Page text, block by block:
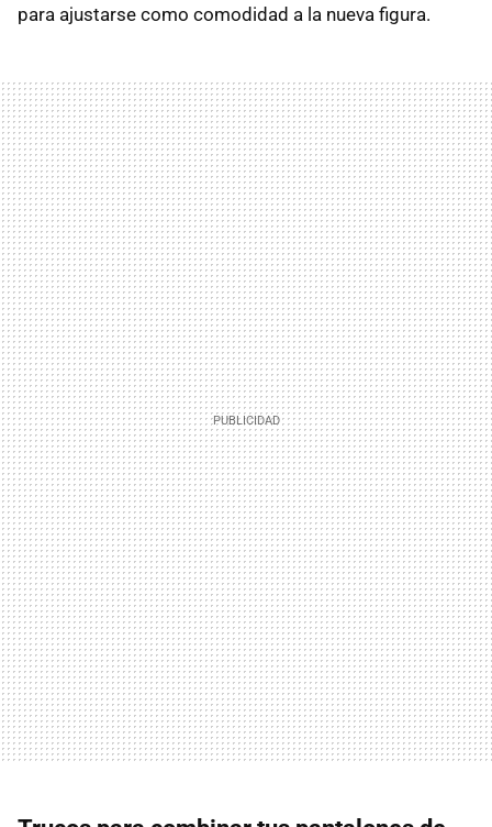
para ajustarse como comodidad a la nueva figura.